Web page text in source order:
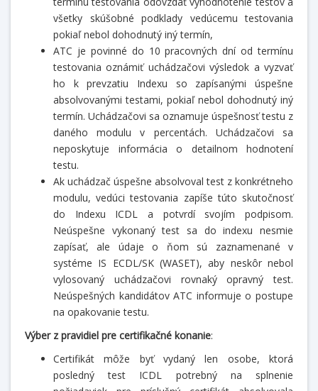
všetky skúšobné podklady vedúcemu testovania
pokiaľ nebol dohodnutý iný termín,
ATC je povinné do 10 pracovných dní od termínu
testovania oznámiť uchádzačovi výsledok a vyzvať
ho k prevzatiu Indexu so zapísanými úspešne
absolvovanými testami, pokiaľ nebol dohodnutý iný
termín. Uchádzačovi sa oznamuje úspešnosť testu z
daného modulu v percentách. Uchádzačovi sa
neposkytuje informácia o detailnom hodnotení
testu.
Ak uchádzač úspešne absolvoval test z konkrétneho
modulu, vedúci testovania zapíše túto skutočnosť
do Indexu ICDL a potvrdí svojím podpisom.
Neúspešne vykonaný test sa do indexu nesmie
zapísať, ale údaje o ňom sú zaznamenané v
systéme IS ECDL/SK (WASET), aby neskôr nebol
vylosovaný uchádzačovi rovnaký opravný test.
Neúspešných kandidátov ATC informuje o postupe
na opakovanie testu.
Výber z pravidiel pre certifikačné konanie:
Certifikát môže byť vydaný len osobe, ktorá
posledný test ICDL potrebný na splnenie